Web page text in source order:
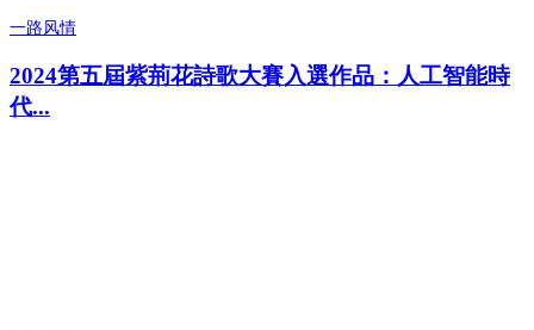
一路风情
2024第五屆紫荊花詩歌大賽入選作品：人工智能時
代...